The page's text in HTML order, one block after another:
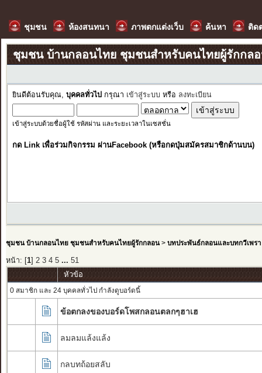
ชุมชน ห้องสนทนา ภาพตกแต่งเว็บ ค้นหา ติด
ชุมชน บ้านกลอนไทย ชุมชนสำหรับคนไทยผู้รักกล
ยินดีต้อนรับคุณ, บุคคลทั่วไป กรุณา เข้าสู่ระบบ หรือ ลงทะเบียน
เข้าสู่ระบบด้วยชื่อผู้ใช้ รหัสผ่าน และระยะเวลาในเซสชั่น
กด Link เพื่อร่วมกิจกรรม ผ่านFacebook (หรือกดปุ่มสมัครสมาชิกด้านบน)
ชุมชน บ้านกลอนไทย ชุมชนสำหรับคนไทยผู้รักกลอน> บทประพันธ์กลอนและบทกวีเพรา
หน้า: [ 1] 2 3 4 5 ... 51
หัวข้อ
0 สมาชิก และ 24 บุคคลทั่วไป กำลังดูบอร์ดนี้
ข้อตกลงของบอร์ดโพสกลอนตลกๆฮาเฮ
ลมลมแล้งแล้ง
กลบทถ้อยสลับ